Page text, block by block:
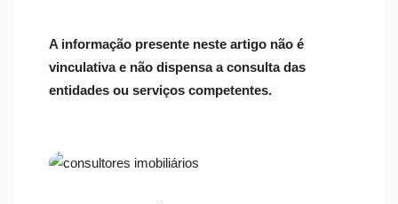
A informação presente neste artigo não é
vinculativa e não dispensa a consulta das
entidades ou serviços competentes.